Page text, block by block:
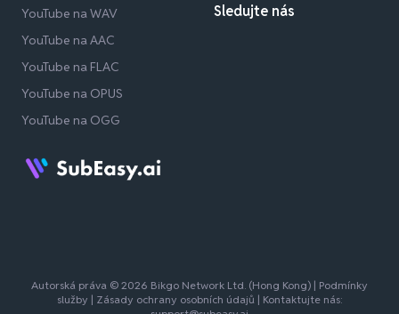
YouTube na WAV
YouTube na AAC
YouTube na FLAC
YouTube na OPUS
YouTube na OGG
Sledujte nás
Autorská práva © 2026 Bikgo Network Ltd. (Hong Kong) | Podmínky
služby | Zásady ochrany osobních údajů | Kontaktujte nás: